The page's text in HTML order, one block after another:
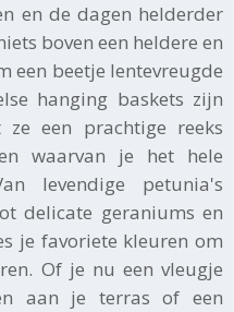
en de dagen helderder
boven een heldere en
een beetje lentevreugde
hanging baskets zijn
een prachtige reeks
waarvan je het hele
levendige petunia's
delicate geraniums en
je favoriete kleuren om
Of je nu een vleugje
aan je terras of een